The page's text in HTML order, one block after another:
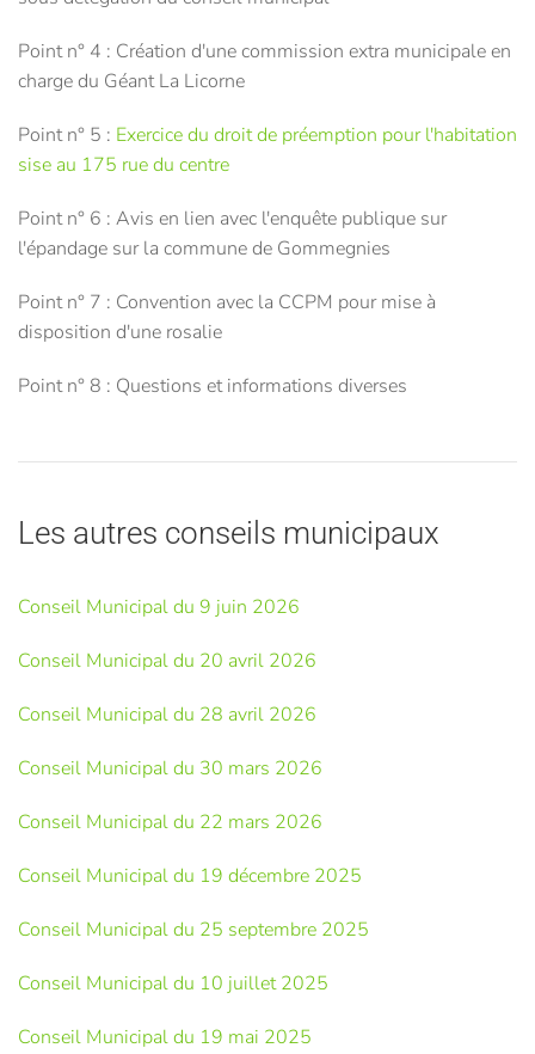
Point n° 4 : Création d'une commission extra municipale en
charge du Géant La Licorne
Point n° 5 : Exercice du droit de préemption pour l'habitation
sise au 175 rue du centre
Point n° 6 : Avis en lien avec l'enquête publique sur
l'épandage sur la commune de Gommegnies
Point n° 7 : Convention avec la CCPM pour mise à
disposition d'une rosalie
Point n° 8 : Questions et informations diverses
Les autres conseils municipaux
Conseil Municipal du 9 juin 2026
Conseil Municipal du 20 avril 2026
Conseil Municipal du 28 avril 2026
Conseil Municipal du 30 mars 2026
Conseil Municipal du 22 mars 2026
Conseil Municipal du 19 décembre 2025
Conseil Municipal du 25 septembre 2025
Conseil Municipal du 10 juillet 2025
Conseil Municipal du 19 mai 2025